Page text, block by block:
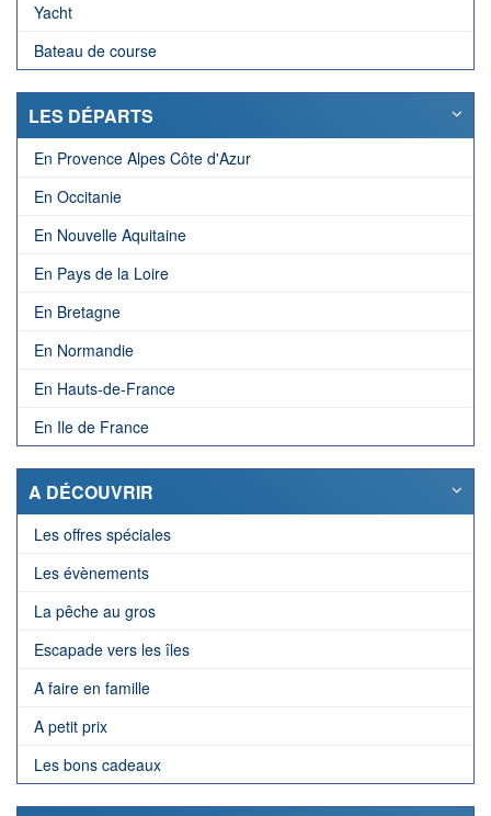
Yacht
Bateau de course
LES DÉPARTS
En Provence Alpes Côte d'Azur
En Occitanie
En Nouvelle Aquitaine
En Pays de la Loire
En Bretagne
En Normandie
En Hauts-de-France
En Ile de France
A DÉCOUVRIR
Les offres spéciales
Les évènements
La pêche au gros
Escapade vers les îles
A faire en famille
A petit prix
Les bons cadeaux